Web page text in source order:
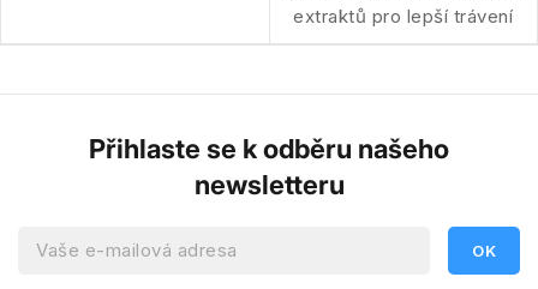
extraktů pro lepší trávení
Přihlaste se k odběru našeho
newsletteru